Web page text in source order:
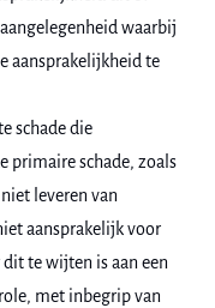
waarbij
aansprakelijkheid te
schade die
primaire schade, zoals
leveren van
aansprakelijk voor
te wijten is aan een
met inbegrip van